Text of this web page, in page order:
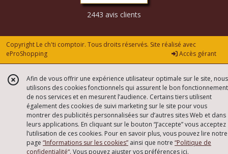
2443 avis clients
Copyright Le ch'ti comptoir. Tous droits réservés. Site réalisé avec
eProShopping
Accès gérant
Afin de vous offrir une expérience utilisateur optimale sur le site, nous
utilisons des cookies fonctionnels qui assurent le bon fonctionnement
de nos services et en mesurent l’audience. Certains tiers utilisent
également des cookies de suivi marketing sur le site pour vous
montrer des publicités personnalisées sur d’autres sites Web et dans
leurs applications. En cliquant sur le bouton “J’accepte” vous acceptez
l’utilisation de ces cookies. Pour en savoir plus, vous pouvez lire notre
page “Informations sur les cookies” ainsi que notre “Politique de
confidentialité“. Vous pouvez ajuster vos préférences ici.